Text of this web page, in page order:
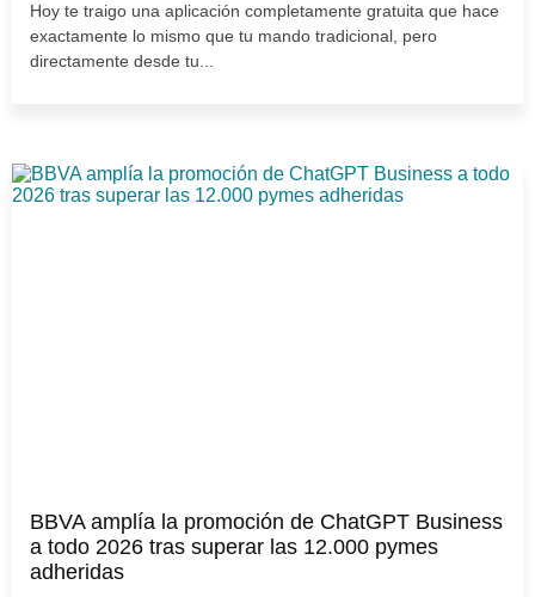
Hoy te traigo una aplicación completamente gratuita que hace
exactamente lo mismo que tu mando tradicional, pero
directamente desde tu...
BBVA amplía la promoción de ChatGPT Business
a todo 2026 tras superar las 12.000 pymes
adheridas